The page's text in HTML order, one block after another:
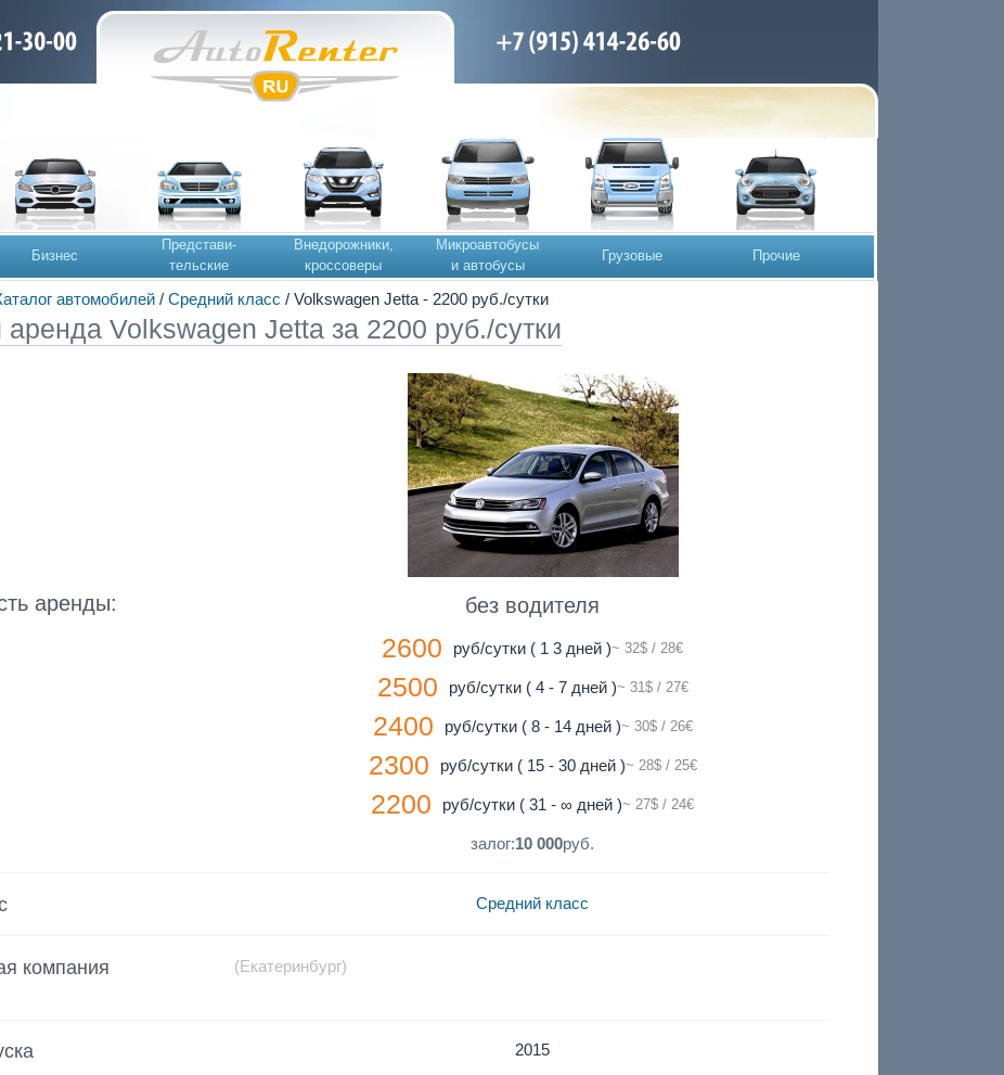
Бизнес
Представи-
тельские
Внедорожники,
кроссоверы
Микроавтобусы
и автобусы
Грузовые Прочие
автомобилей/ Средний класс / Volkswagen Jetta - 2200 руб./сутки
аренда Volkswagen Jetta за 2200 руб./сутки
аренды: без водителя
2600 руб/сутки ( 1 3 дней )~ 32$ / 28€
2500 руб/сутки ( 4 - 7 дней )~ 31$ / 27€
2400 руб/сутки ( 8 - 14 дней )~ 30$ / 26€
2300 руб/сутки ( 15 - 30 дней )~ 28$ / 25€
2200 руб/сутки ( 31 - ∞ дней )~ 27$ / 24€
залог:10 000руб.
Средний класс
компания (Екатеринбург)
2015